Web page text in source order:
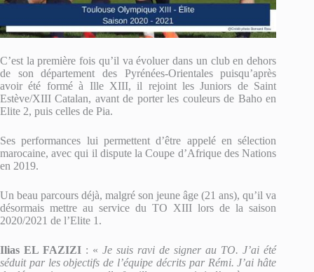
C’est la première fois qu’il va évoluer dans un club en dehors
de son département des Pyrénées-Orientales puisqu’après
avoir été formé à Ille XIII, il rejoint les Juniors de Saint
Estève/XIII Catalan, avant de porter les couleurs de Baho en
Elite 2, puis celles de Pia.
Ses performances lui permettent d’être appelé en sélection
marocaine, avec qui il dispute la Coupe d’Afrique des Nations
en 2019.
Un beau parcours déjà, malgré son jeune âge (21 ans), qu’il va
désormais mettre au service du TO XIII lors de la saison
2020/2021 de l’Elite 1.
Ilias EL FAZIZI : «Je suis ravi de signer au TO. J’ai été
séduit par les objectifs de l’équipe décrits par Rémi. J’ai hâte